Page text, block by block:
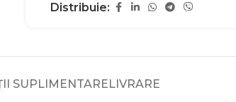
Distribuie:
SUPLIMENTARELIVRARE